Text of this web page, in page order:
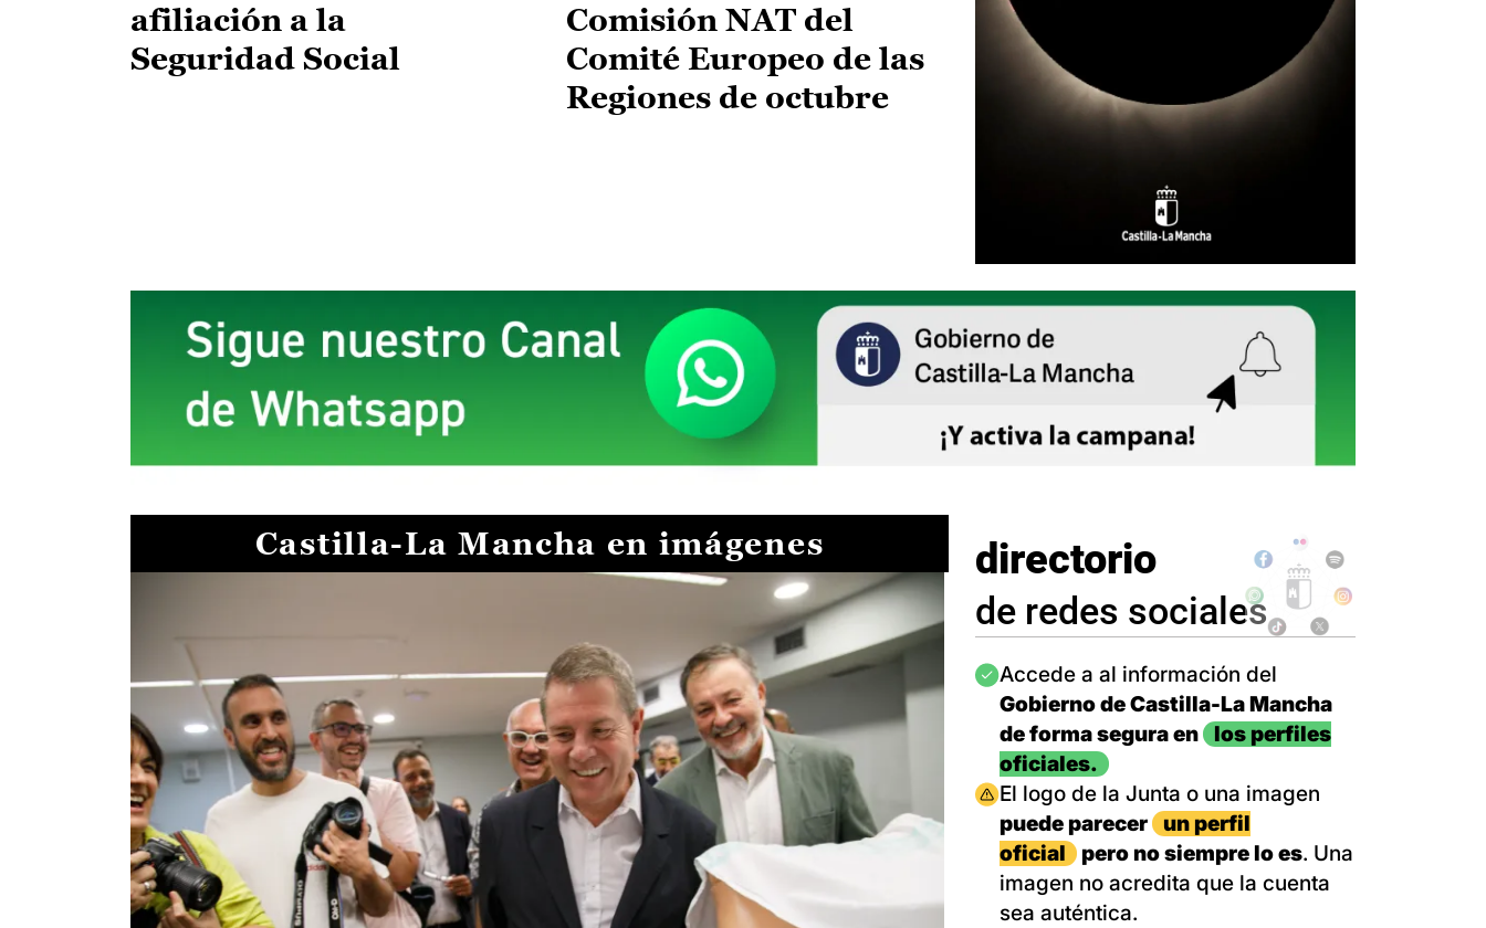
afiliación a la
Seguridad Social
Comisión NAT del
Comité Europeo de las
Regiones de octubre
Castilla-La Mancha en imágenes directorio
de redes sociales
Imagen
Accede a al información del
Gobierno de Castilla-La Mancha
de forma segura en
los perfiles
oficiales.
Imagen
El logo de la Junta o una imagen
puede parecer
un perfil
oficial
pero no siempre lo es. Una
imagen no acredita que la cuenta
sea auténtica.